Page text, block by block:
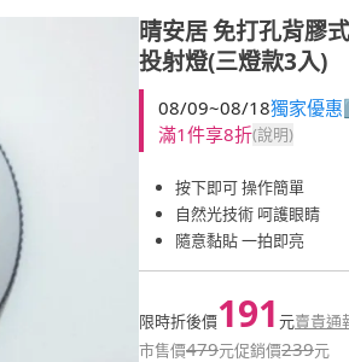
晴安居免打孔背膠
投射燈(三燈款3入)
08/09~08/18獨家優
滿1件享8折(說明)
按下即可 操作簡單
自然光技術 呵護眼睛
隨意黏貼 一拍即亮
限時折後價191 元賣貴通
市售價479元促銷價239元